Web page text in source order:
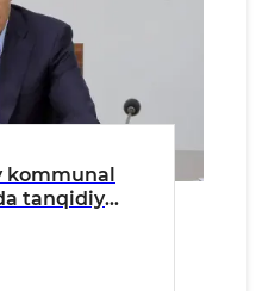
kommunal
tanqidiy